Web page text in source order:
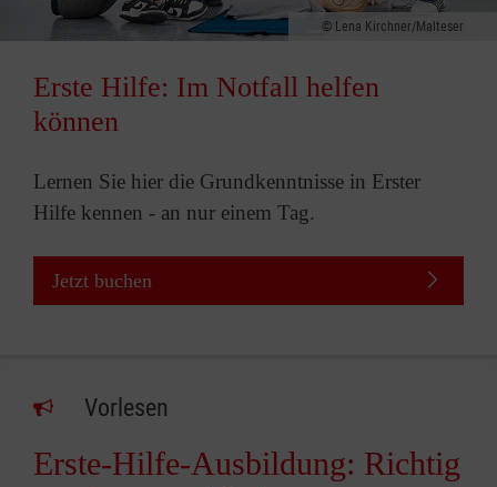
Lena Kirchner/Malteser
Erste Hilfe: Im Notfall helfen
können
Lernen Sie hier die Grundkenntnisse in Erster
Hilfe kennen - an nur einem Tag.
Jetzt buchen
Vorlesen
Erste-Hilfe-Ausbildung: Richtig